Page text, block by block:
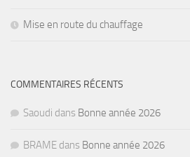
Mise en route du chauffage
COMMENTAIRES RÉCENTS
Saoudi dans Bonne année 2026
BRAME dans Bonne année 2026